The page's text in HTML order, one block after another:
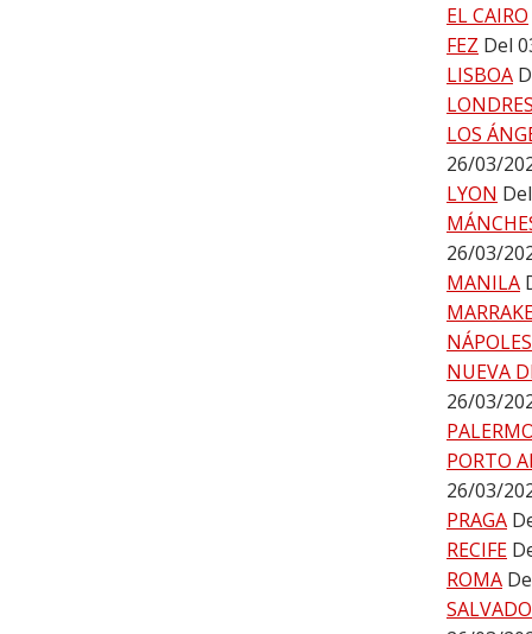
EL CAIRO
FEZ Del
LISBOA
LOS
26/03/
LYON
26/03/
MANILA
NÁPOLES
NUEVA
26/03/
PORTO
26/03/
PRAGA
RECIFE
ROMA